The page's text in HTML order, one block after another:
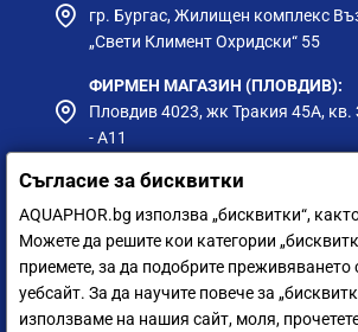
гр. Бургас, Жилищен комплекс
„Свети Климент Охридски“ 55
ФИРМЕН МАГАЗИН (ПЛОВДИВ):
Пловдив 4023, жк Тракия 45А, кв.
- А11
ФИРМЕН МАГАЗИН (РУСЕ):
гр. Русе, ул. Борисова 73, до
ФИРМЕН МАГАЗИН (СИЛИСТРА):
гр. Силистра, ул. Петър
ЦЕНТРАЛЕН СКЛАД (СОФИЯ):
Съгласие за бисквитки
AQUAPHOR.bg използва „бисквитки“,
Можете да решите кои категории
приемете, за да подобрите преживяването
уебсайт. За да научите повече за
използваме на нашия сайт, моля,